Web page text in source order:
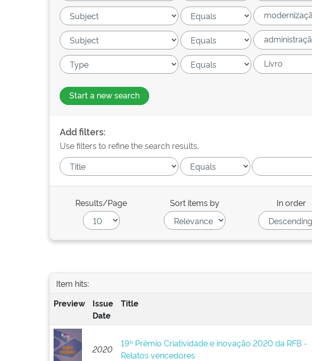
Start a new search
Add filters:
Use filters to refine the search results.
Results/Page Sort items by In order
Item hits:
Preview
Issue
Date
Title
2020
19º Prêmio Criatividade e inovação 2020 da RFB -
Relatos vencedores